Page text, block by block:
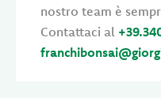
nostro team è
Contattaci al